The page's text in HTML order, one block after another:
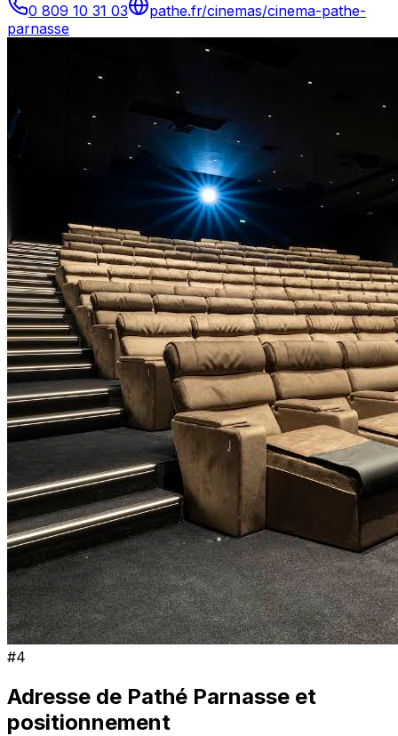
0 809 10 31 03
pathe.fr/cinemas/cinema-pathe-
parnasse
#4
Adresse de Pathé Parnasse et
positionnement